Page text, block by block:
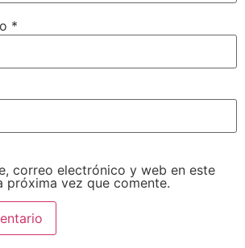
*
correo electrónico y web en este
próxima vez que comente.